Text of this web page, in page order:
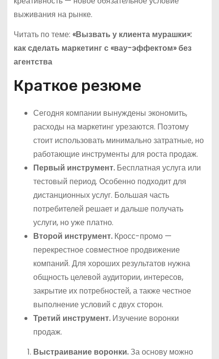
выживания на рынке.
Читать по теме: «Вызвать у клиента мурашки»:
как сделать маркетинг с «вау-эффектом» без
агентства
Краткое резюме
Сегодня компании вынуждены экономить,
расходы на маркетинг урезаются. Поэтому
стоит использовать минимально затратные, но
работающие инструменты для роста продаж.
Первый инструмент.Бесплатная услуга или
тестовый период. Особенно подходит для
дистанционных услуг. Большая часть
потребителей решает и дальше получать
услуги, но уже платно.
Второй инструмент.Кросс-промо —
перекрестное совместное продвижение
компаний. Для хороших результатов нужна
общность целевой аудитории, интересов,
закрытие их потребностей, а также честное
выполнение условий с двух сторон.
Третий инструмент.Изучение воронки
продаж.
Выстраивание воронки. За основу можно